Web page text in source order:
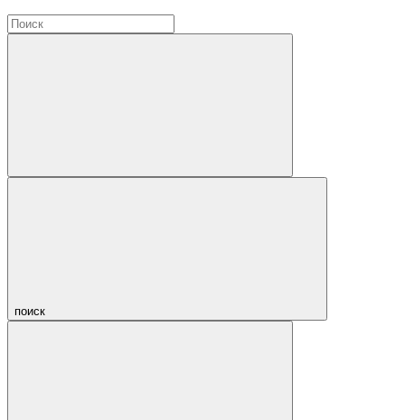
поиск